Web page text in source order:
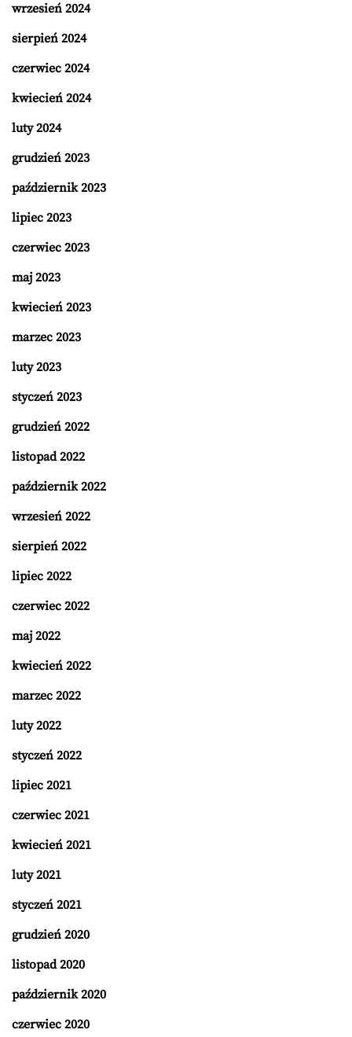
wrzesień 2024
sierpień 2024
czerwiec 2024
kwiecień 2024
luty 2024
grudzień 2023
październik 2023
lipiec 2023
czerwiec 2023
maj 2023
kwiecień 2023
marzec 2023
luty 2023
styczeń 2023
grudzień 2022
listopad 2022
październik 2022
wrzesień 2022
sierpień 2022
lipiec 2022
czerwiec 2022
maj 2022
kwiecień 2022
marzec 2022
luty 2022
styczeń 2022
lipiec 2021
czerwiec 2021
kwiecień 2021
luty 2021
styczeń 2021
grudzień 2020
listopad 2020
październik 2020
czerwiec 2020